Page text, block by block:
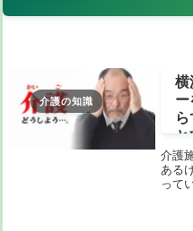
介護の知識
横
と
介護
ある
って